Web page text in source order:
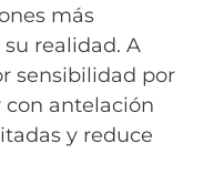
más
realidad. A
sensibilidad por
antelación
y reduce